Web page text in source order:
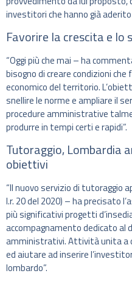
investitori che hanno già aderito
Favorire la crescita e lo
“Oggi più che mai – ha
bisogno di creare condizioni
economico del territorio.
snellire le norme e ampliare il
procedure amministrative
produrre in tempi certi e rapidi”.
Tutoraggio, Lombardia
obiettivi
“Il nuovo servizio di tutoraggio
l.r. 20 del 2020) – ha precisato
più significativi progetti
accompagnamento dedicato al
amministrativi. Attività unita a
ed aiutare ad inserire
lombardo”.